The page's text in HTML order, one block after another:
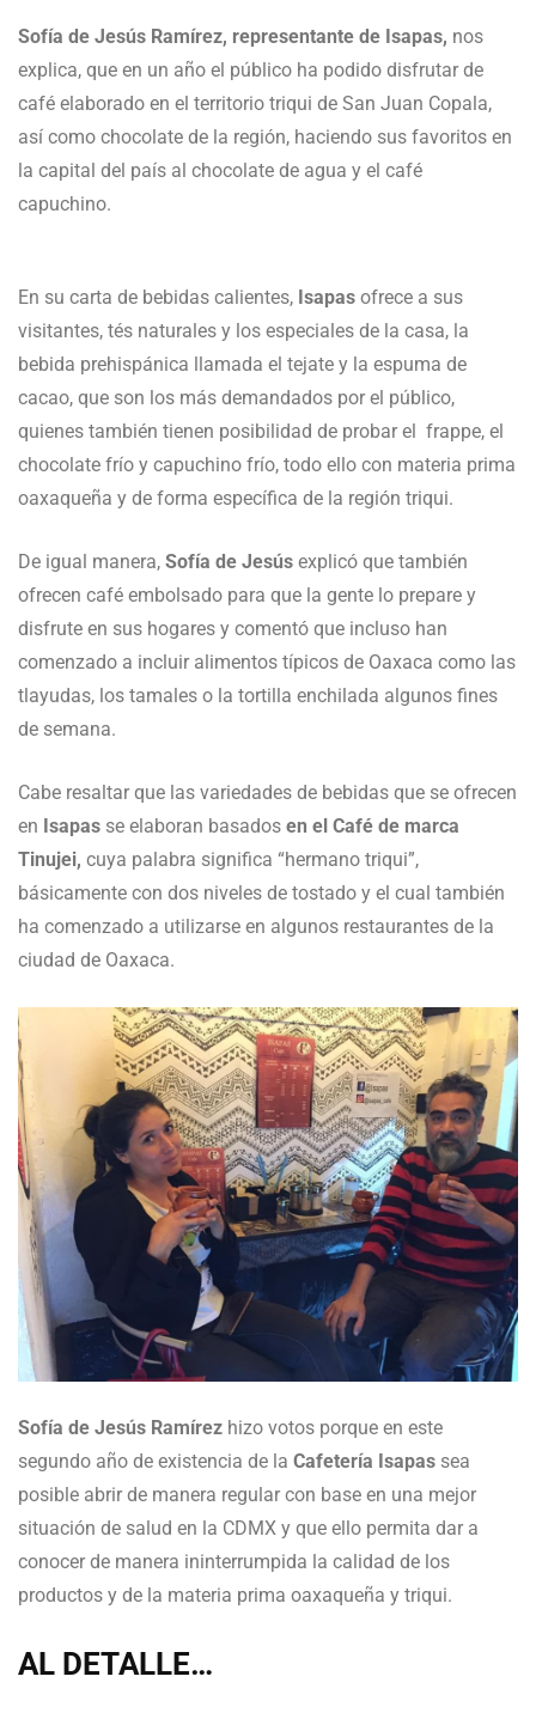
Sofía de Jesús Ramírez, representante de Isapas, nos
explica, que en un año el público ha podido disfrutar de
café elaborado en el territorio triqui de San Juan Copala,
así como chocolate de la región, haciendo sus favoritos en
la capital del país al chocolate de agua y el café
capuchino.
En su carta de bebidas calientes, Isapas ofrece a sus
visitantes, tés naturales y los especiales de la casa, la
bebida prehispánica llamada el tejate y la espuma de
cacao, que son los más demandados por el público,
quienes también tienen posibilidad de probar el frappe, el
chocolate frío y capuchino frío, todo ello con materia prima
oaxaqueña y de forma específica de la región triqui.
De igual manera, Sofía de Jesús explicó que también
ofrecen café embolsado para que la gente lo prepare y
disfrute en sus hogares y comentó que incluso han
comenzado a incluir alimentos típicos de Oaxaca como las
tlayudas, los tamales o la tortilla enchilada algunos fines
de semana.
Cabe resaltar que las variedades de bebidas que se ofrecen
en Isapas se elaboran basados en el Café de marca
Tinujei, cuya palabra significa “hermano triqui”,
básicamente con dos niveles de tostado y el cual también
ha comenzado a utilizarse en algunos restaurantes de la
ciudad de Oaxaca.
Sofía de Jesús Ramírez hizo votos porque en este
segundo año de existencia de la Cafetería Isapas sea
posible abrir de manera regular con base en una mejor
situación de salud en la CDMX y que ello permita dar a
conocer de manera ininterrumpida la calidad de los
productos y de la materia prima oaxaqueña y triqui.
AL DETALLE…